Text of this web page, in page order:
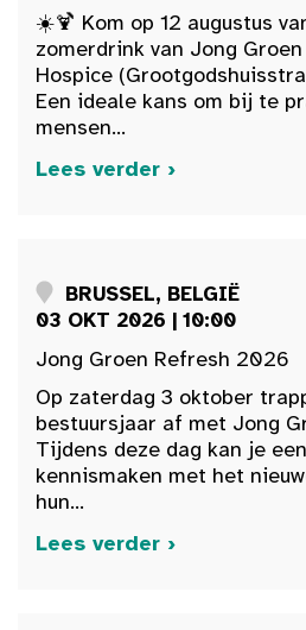
☀️🍹 Kom op 12 augustus
zomerdrink van Jong
Hospice
Een ideale kans om bij te
mensen...
Lees verder ›
BRUSSEL, BELGIË
03 OKT 2026 | 10:00
Jong Groen Refresh 2026
Op zaterdag 3 oktober
bestuursjaar af met Jong
Tijdens deze dag kan je
kennismaken met het
hun...
Lees verder ›